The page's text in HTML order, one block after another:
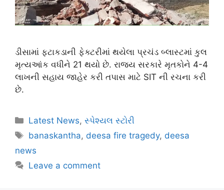
ડીસામાં ફટાકડાની ફેક્ટરીમાં થયેલા પ્રચંડ બ્લાસ્ટમાં કુલ
મૃત્યઆંક વધીને 21 થયો છે. રાજ્ય સરકારે મૃતકોને 4-4
લાખની સહાય જાહેર કરી તપાસ માટે SIT ની રચના કરી
છે.
Latest News,સ્પેશ્યલ સ્ટોરી
banaskantha, deesa fire tragedy, deesa
news
Leave a comment